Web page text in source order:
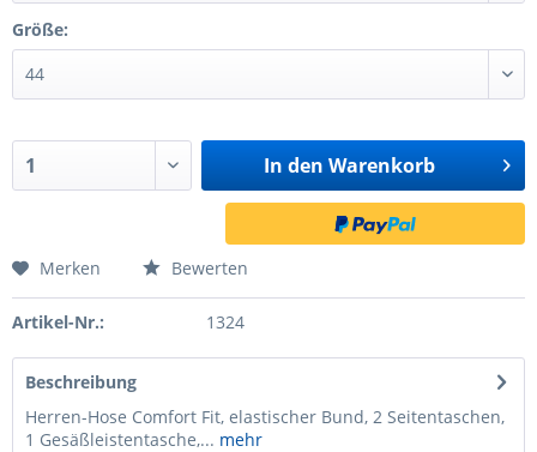
Größe:
In den Warenkorb
Merken Bewerten
Artikel-Nr.: 1324
Beschreibung
Herren-Hose Comfort Fit, elastischer Bund, 2 Seitentaschen,
1 Gesäßleistentasche,... mehr